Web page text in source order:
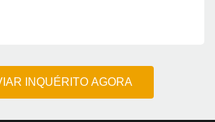
INQUÉRITO AGORA